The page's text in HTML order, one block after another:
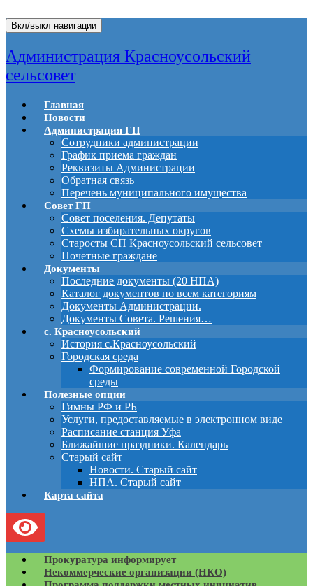
Вкл/выкл навигации
Администрация Красноусольский
сельсовет
Главная
Новости
Администрация ГП
Сотрудники администрации
График приема граждан
Реквизиты Администрации
Обратная связь
Перечень муниципального имущества
Совет ГП
Совет поселения. Депутаты
Схемы избирательных округов
Старосты СП Красноусольский сельсовет
Почетные граждане
Документы
Последние документы (20 НПА)
Каталог документов по всем категориям
Документы Администрации.
Документы Совета. Решения…
с. Красноусольский
История с.Красноусольский
Городская среда
Формирование современной Городской
среды
Полезные опции
Гимны РФ и РБ
Услуги, предоставляемые в электронном виде
Расписание станция Уфа
Ближайшие праздники. Календарь
Старый сайт
Новости. Старый сайт
НПА. Старый сайт
Карта сайта
Прокуратура информирует
Некоммерческие организации (НКО)